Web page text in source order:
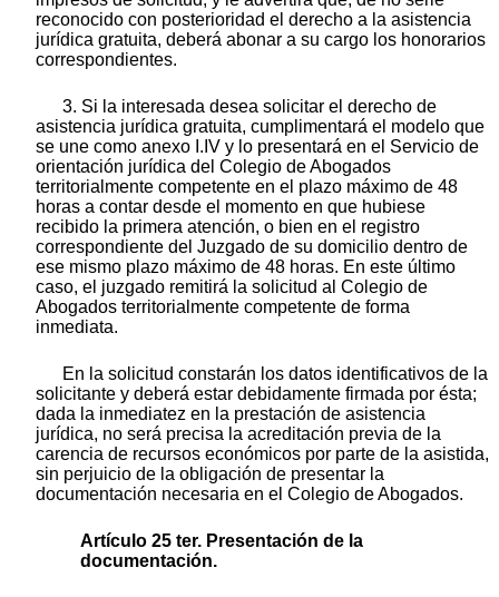
reconocido con posterioridad el derecho a la asistencia
jurídica gratuita, deberá abonar a su cargo los honorarios
correspondientes.
3. Si la interesada desea solicitar el derecho de
asistencia jurídica gratuita, cumplimentará el modelo que
se une como anexo I.IV y lo presentará en el Servicio de
orientación jurídica del Colegio de Abogados
territorialmente competente en el plazo máximo de 48
horas a contar desde el momento en que hubiese
recibido la primera atención, o bien en el registro
correspondiente del Juzgado de su domicilio dentro de
ese mismo plazo máximo de 48 horas. En este último
caso, el juzgado remitirá la solicitud al Colegio de
Abogados territorialmente competente de forma
inmediata.
En la solicitud constarán los datos identificativos de la
solicitante y deberá estar debidamente firmada por ésta;
dada la inmediatez en la prestación de asistencia
jurídica, no será precisa la acreditación previa de la
carencia de recursos económicos por parte de la asistida,
sin perjuicio de la obligación de presentar la
documentación necesaria en el Colegio de Abogados.
Artículo 25 ter. Presentación de la
documentación.